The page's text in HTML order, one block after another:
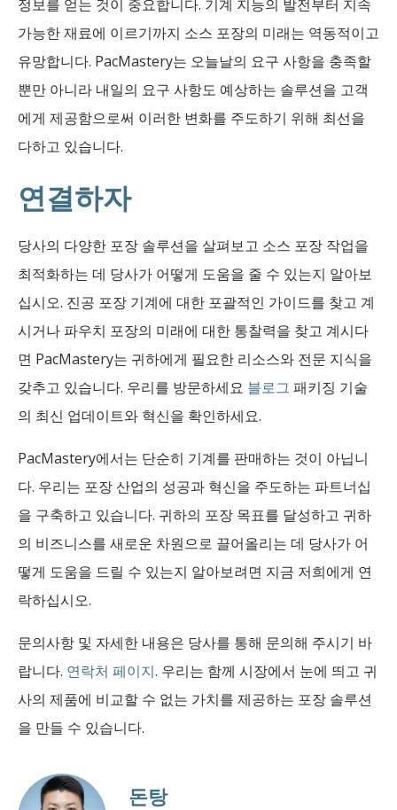
정보를 얻는 것이 중요합니다. 기계 지능의 발전부터 지속
가능한 재료에 이르기까지 소스 포장의 미래는 역동적이고
유망합니다. PacMastery는 오늘날의 요구 사항을 충족할
뿐만 아니라 내일의 요구 사항도 예상하는 솔루션을 고객
에게 제공함으로써 이러한 변화를 주도하기 위해 최선을
다하고 있습니다.
연결하자
당사의 다양한 포장 솔루션을 살펴보고 소스 포장 작업을
최적화하는 데 당사가 어떻게 도움을 줄 수 있는지 알아보
십시오. 진공 포장 기계에 대한 포괄적인 가이드를 찾고 계
시거나 파우치 포장의 미래에 대한 통찰력을 찾고 계시다
면 PacMastery는 귀하에게 필요한 리소스와 전문 지식을
갖추고 있습니다. 우리를 방문하세요 블로그 패키징 기술
의 최신 업데이트와 혁신을 확인하세요.
PacMastery에서는 단순히 기계를 판매하는 것이 아닙니
다. 우리는 포장 산업의 성공과 혁신을 주도하는 파트너십
을 구축하고 있습니다. 귀하의 포장 목표를 달성하고 귀하
의 비즈니스를 새로운 차원으로 끌어올리는 데 당사가 어
떻게 도움을 드릴 수 있는지 알아보려면 지금 저희에게 연
락하십시오.
문의사항 및 자세한 내용은 당사를 통해 문의해 주시기 바
랍니다. 연락처 페이지. 우리는 함께 시장에서 눈에 띄고 귀
사의 제품에 비교할 수 없는 가치를 제공하는 포장 솔루션
을 만들 수 있습니다.
돈탕